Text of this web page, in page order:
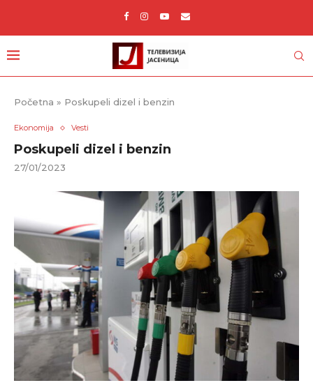
Početna » Poskupeli dizel i benzin
Ekonomija Vesti
Poskupeli dizel i benzin
27/01/2023